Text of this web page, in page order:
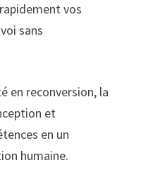
vos
sans
en reconversion, la
et
en un
humaine.